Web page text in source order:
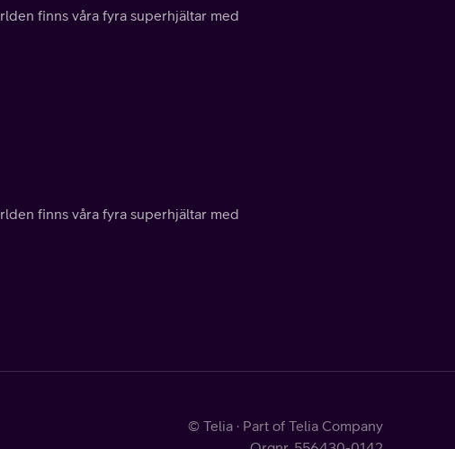
finns våra fyra superhjältar med
finns våra fyra superhjältar med
© Telia · Part of Telia Company